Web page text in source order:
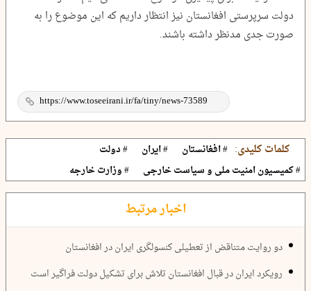
دولت سرپرستی افغانستان نیز انتظار داریم که این موضوع را به
صورت جدی مدنظر داشته باشند.
کلمات کلیدی: # افغانستان # ایران
# دولت
# کمیسیون امنیت ملی و سیاست خارجی
# وزارت خارجه
اخبار مرتبط
دو روایت متناقض از تعطیلی کنسولگری ایران در افغانستان
رویکرد ایران در قبال افغانستان تلاش برای تشکیل دولت فراگیر است